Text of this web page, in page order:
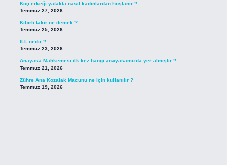
Koç erkeği yatakta nasıl kadınlardan hoşlanır ?
Temmuz 27, 2026
Kibirli fakir ne demek ?
Temmuz 25, 2026
ILL nedir ?
Temmuz 23, 2026
Anayasa Mahkemesi ilk kez hangi anayasamızda yer almıştır ?
Temmuz 21, 2026
Zühre Ana Kozalak Macunu ne için kullanılır ?
Temmuz 19, 2026